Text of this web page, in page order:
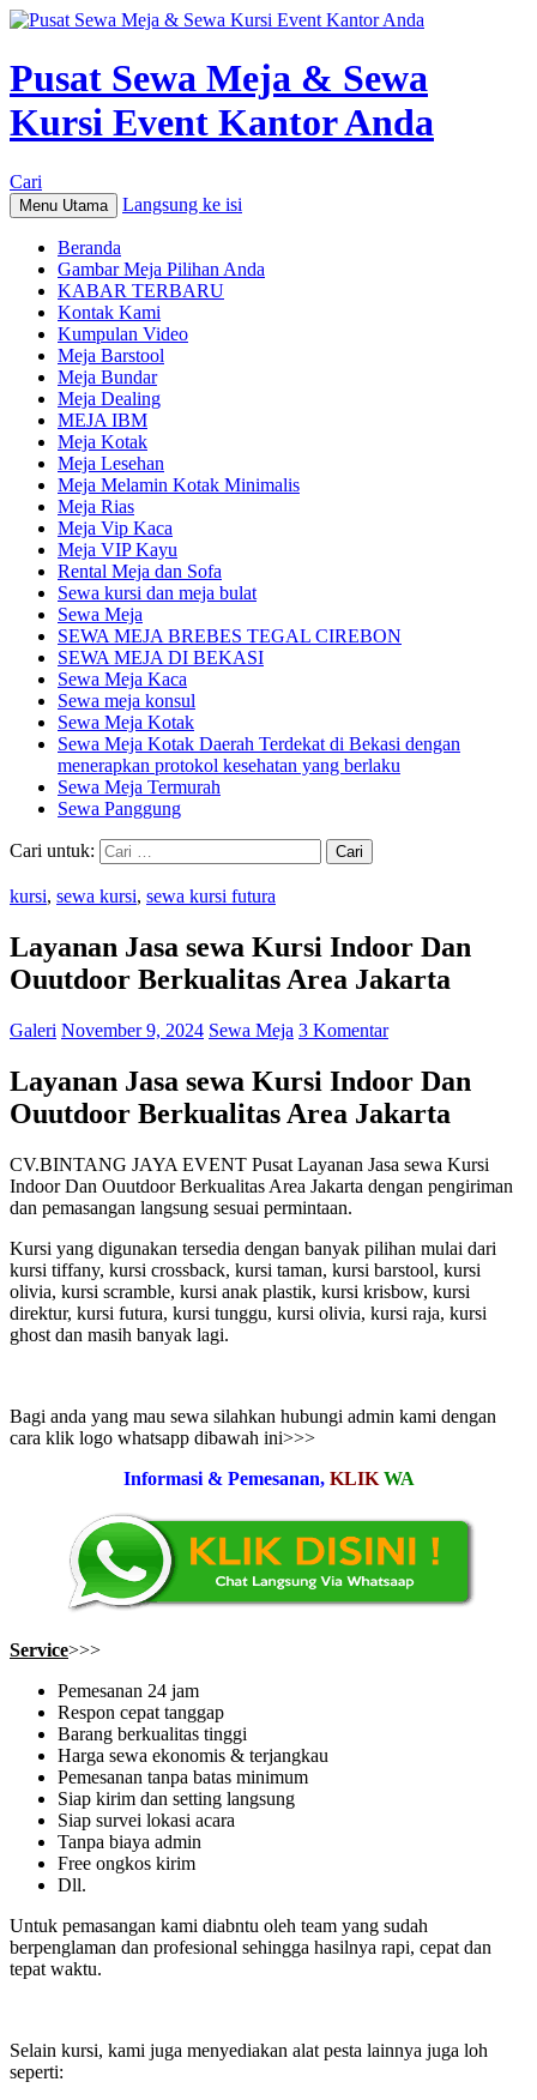
Pusat Sewa Meja & Sewa
Kursi Event Kantor Anda
Cari
Menu Utama Langsung ke isi
Beranda
Gambar Meja Pilihan Anda
KABAR TERBARU
Kontak Kami
Kumpulan Video
Meja Barstool
Meja Bundar
Meja Dealing
MEJA IBM
Meja Kotak
Meja Lesehan
Meja Melamin Kotak Minimalis
Meja Rias
Meja Vip Kaca
Meja VIP Kayu
Rental Meja dan Sofa
Sewa kursi dan meja bulat
Sewa Meja
SEWA MEJA BREBES TEGAL CIREBON
SEWA MEJA DI BEKASI
Sewa Meja Kaca
Sewa meja konsul
Sewa Meja Kotak
Sewa Meja Kotak Daerah Terdekat di Bekasi dengan
menerapkan protokol kesehatan yang berlaku
Sewa Meja Termurah
Sewa Panggung
Cari untuk:
kursi, sewa kursi, sewa kursi futura
Layanan Jasa sewa Kursi Indoor Dan
Ouutdoor Berkualitas Area Jakarta
Galeri November 9, 2024 Sewa Meja 3 Komentar
Layanan Jasa sewa Kursi Indoor Dan
Ouutdoor Berkualitas Area Jakarta
CV.BINTANG JAYA EVENT Pusat Layanan Jasa sewa Kursi
Indoor Dan Ouutdoor Berkualitas Area Jakarta dengan pengiriman
dan pemasangan langsung sesuai permintaan.
Kursi yang digunakan tersedia dengan banyak pilihan mulai dari
kursi tiffany, kursi crossback, kursi taman, kursi barstool, kursi
olivia, kursi scramble, kursi anak plastik, kursi krisbow, kursi
direktur, kursi futura, kursi tunggu, kursi olivia, kursi raja, kursi
ghost dan masih banyak lagi.
Bagi anda yang mau sewa silahkan hubungi admin kami dengan
cara klik logo whatsapp dibawah ini>>>
Informasi & Pemesanan, KLIK WA
Service>>>
Pemesanan 24 jam
Respon cepat tanggap
Barang berkualitas tinggi
Harga sewa ekonomis & terjangkau
Pemesanan tanpa batas minimum
Siap kirim dan setting langsung
Siap survei lokasi acara
Tanpa biaya admin
Free ongkos kirim
Dll.
Untuk pemasangan kami diabntu oleh team yang sudah
berpenglaman dan profesional sehingga hasilnya rapi, cepat dan
tepat waktu.
Selain kursi, kami juga menyediakan alat pesta lainnya juga loh
seperti: